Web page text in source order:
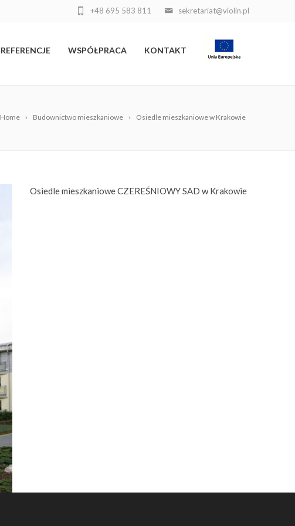
sekretariat@violin.pl
+48 695 583 811
REFERENCJE WSPÓŁPRACA KONTAKT
Home Budownictwo mieszkaniowe Osiedle mieszkaniowe w Krakowie
Osiedle mieszkaniowe CZEREŚNIOWY SAD w Krakowie